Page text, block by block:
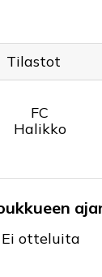
Tilastot
FC
Halikko
Ei otteluita